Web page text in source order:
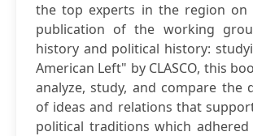
the top experts in the region on
publication of the working
history and political history:
American Left" by CLASCO, this
analyze, study, and compare the
of ideas and relations that
political traditions which